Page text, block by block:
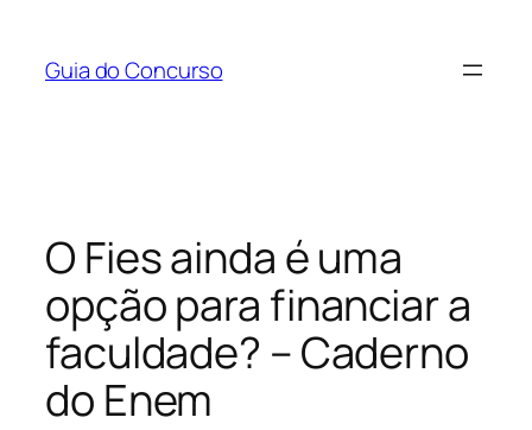
Guia do Concurso
O Fies ainda é uma
opção para financiar a
faculdade? – Caderno
do Enem